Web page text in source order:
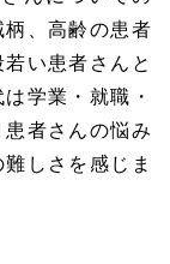
、高齢の患者
い患者さんと
学業・就職・
者さんの悩み
しさを感じま